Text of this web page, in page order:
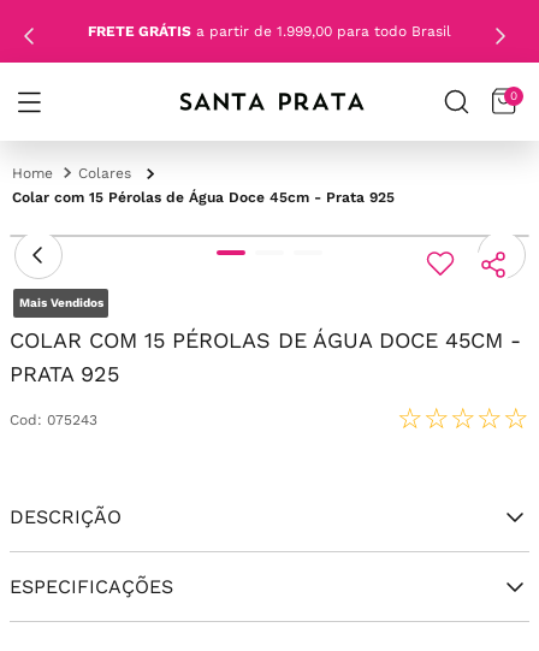
FRETE GRÁTIS a partir de 1.999,00 para todo Brasil
0
Colares
Colar com 15 Pérolas de Água Doce 45cm - Prata 925
Mais Vendidos
COLAR COM 15 PÉROLAS DE ÁGUA DOCE 45CM -
PRATA 925
Cod : 075243 ☆☆☆☆☆
DESCRIÇÃO
ESPECIFICAÇÕES